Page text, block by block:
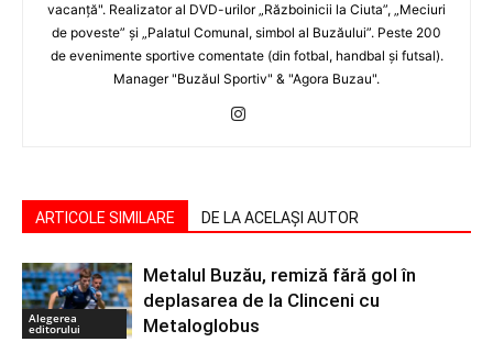
vacanţă". Realizator al DVD-urilor „Războinicii la Ciuta”, „Meciuri
de poveste” şi „Palatul Comunal, simbol al Buzăului”. Peste 200
de evenimente sportive comentate (din fotbal, handbal şi futsal).
Manager "Buzăul Sportiv" & "Agora Buzau".
ARTICOLE SIMILARE DE LA ACELAȘI AUTOR
Alegerea
editorului
Metalul Buzău, remiză fără gol în
deplasarea de la Clinceni cu
Metaloglobus